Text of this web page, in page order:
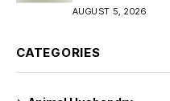
AUGUST 5, 2026
CATEGORIES